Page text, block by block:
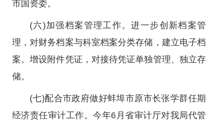
市国资委。
(六)加强档案管理工作。进一步创新档案管
理，对财务档案与科室档案分类存储，建立电子档
案。增设附件凭证，对接待凭证单独管理、独立存
储。
(七)配合市政府做好蚌埠市原市长张学群任期
经济责任审计工作。今年6月省审计厅对我局代管